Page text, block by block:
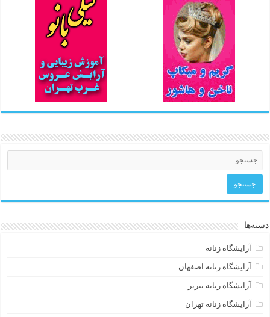
دسته‌ها
آرایشگاه زنانه
آرایشگاه زنانه اصفهان
آرایشگاه زنانه تبریز
آرایشگاه زنانه تهران